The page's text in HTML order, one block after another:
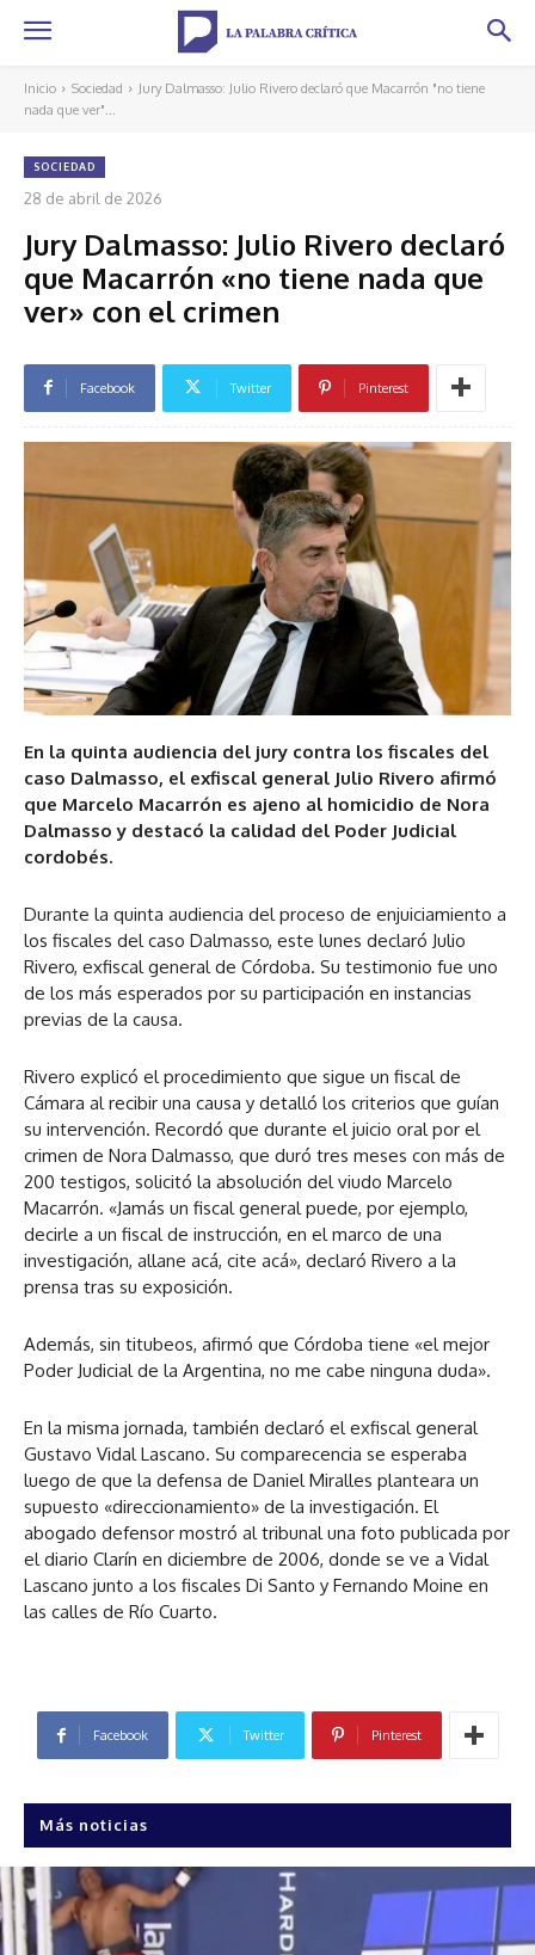
Inicio Sociedad
Jury Dalmasso: Julio Rivero declaró que Macarrón "no tiene
nada que ver"...
SOCIEDAD
28 de abril de 2026
Jury Dalmasso: Julio Rivero declaró
que Macarrón «no tiene nada que
ver» con el crimen
Facebook Twitter Pinterest
En la quinta audiencia del jury contra los fiscales del
caso Dalmasso, el exfiscal general Julio Rivero afirmó
que Marcelo Macarrón es ajeno al homicidio de Nora
Dalmasso y destacó la calidad del Poder Judicial
cordobés.
Durante la quinta audiencia del proceso de enjuiciamiento a
los fiscales del caso Dalmasso, este lunes declaró Julio
Rivero, exfiscal general de Córdoba. Su testimonio fue uno
de los más esperados por su participación en instancias
previas de la causa.
Rivero explicó el procedimiento que sigue un fiscal de
Cámara al recibir una causa y detalló los criterios que guían
su intervención. Recordó que durante el juicio oral por el
crimen de Nora Dalmasso, que duró tres meses con más de
200 testigos, solicitó la absolución del viudo Marcelo
Macarrón. «Jamás un fiscal general puede, por ejemplo,
decirle a un fiscal de instrucción, en el marco de una
investigación, allane acá, cite acá», declaró Rivero a la
prensa tras su exposición.
Además, sin titubeos, afirmó que Córdoba tiene «el mejor
Poder Judicial de la Argentina, no me cabe ninguna duda».
En la misma jornada, también declaró el exfiscal general
Gustavo Vidal Lascano. Su comparecencia se esperaba
luego de que la defensa de Daniel Miralles planteara un
supuesto «direccionamiento» de la investigación. El
abogado defensor mostró al tribunal una foto publicada por
el diario Clarín en diciembre de 2006, donde se ve a Vidal
Lascano junto a los fiscales Di Santo y Fernando Moine en
las calles de Río Cuarto.
Facebook Twitter Pinterest
Más noticias